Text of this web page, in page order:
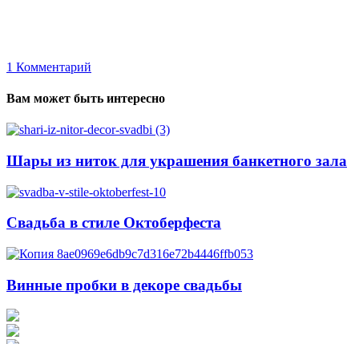
1 Комментарий
Вам может быть интересно
Шары из ниток для украшения банкетного зала
Свадьба в стиле Октоберфеста
Винные пробки в декоре свадьбы